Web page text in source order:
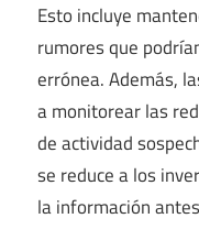
Esto incluye
rumores que
errónea. Además,
a monitorear las
de actividad
se reduce a los
la información